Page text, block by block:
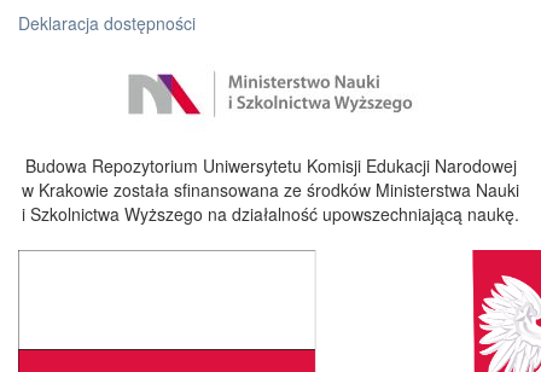
Deklaracja dostępności
Budowa Repozytorium Uniwersytetu Komisji Edukacji Narodowej
w Krakowie została sfinansowana ze środków Ministerstwa Nauki
i Szkolnictwa Wyższego na działalność upowszechniającą naukę.